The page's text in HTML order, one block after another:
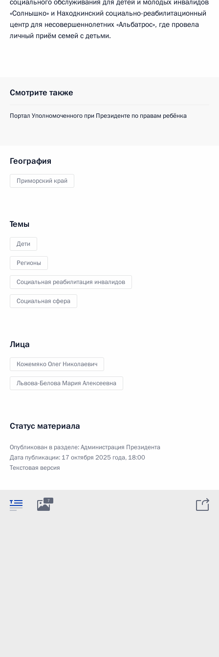
социального обслуживания для детей и молодых инвалидов
«Солнышко» и Находкинский социально-реабилитационный
центр для несовершеннолетних «Альбатрос», где провела
личный приём семей с детьми.
Смотрите также
Портал Уполномоченного при Президенте по правам ребёнка
География
Приморский край
Темы
Дети
Регионы
Социальная реабилитация инвалидов
Социальная сфера
Лица
Кожемяко Олег Николаевич
Львова-Белова Мария Алексеевна
Статус материала
Опубликован в разделе:Администрация Президента
Дата публикации: 17 октября 2025 года, 18:00
Текстовая версия
7